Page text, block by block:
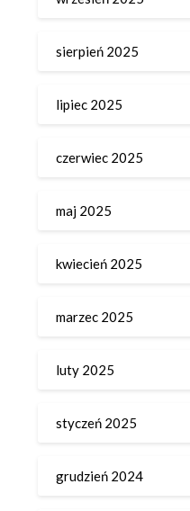
sierpień 2025
lipiec 2025
czerwiec 2025
maj 2025
kwiecień 2025
marzec 2025
luty 2025
styczeń 2025
grudzień 2024